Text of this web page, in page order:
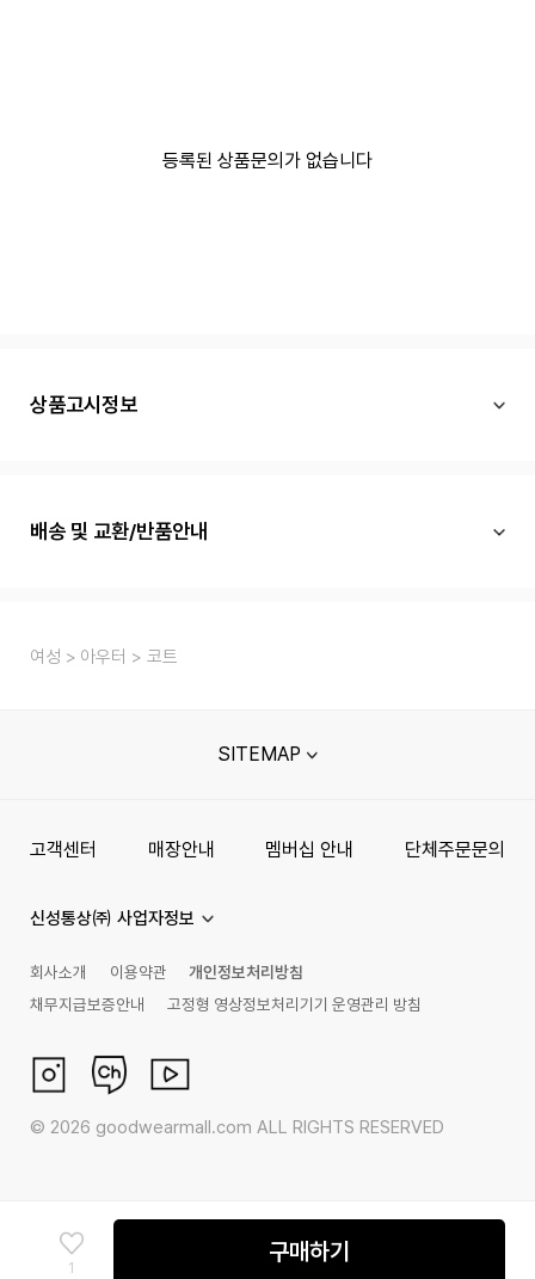
등록된 상품문의가 없습니다
상품고시정보
배송 및 교환/반품안내
여성 아우터 코트
1
구매하기
SITEMAP
고객센터 매장안내 멤버십 안내 단체주문문의
신성통상㈜ 사업자정보
회사소개 이용약관
개인정보처리방침
채무지급보증안내
고정형 영상정보처리기기 운영관리 방침
© 2026 goodwearmall.com ALL RIGHTS RESERVED